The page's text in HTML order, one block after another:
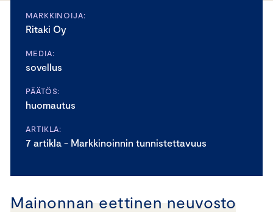
MARKKINOIJA:
Ritaki Oy
MEDIA:
sovellus
PÄÄTÖS:
huomautus
ARTIKLA:
7 artikla - Markkinoinnin tunnistettavuus
Mainonnan eettinen neuvosto